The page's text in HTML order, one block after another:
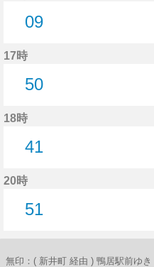
09
17時
50
18時
41
20時
51
無印：( 新井町 経由 ) 鴨居駅前ゆき